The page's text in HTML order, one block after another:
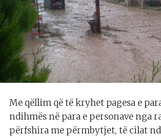
Me qëllim që të kryhet pagesa e
ndihmës në para e personave nga
përfshira me përmbytjet, të cilat